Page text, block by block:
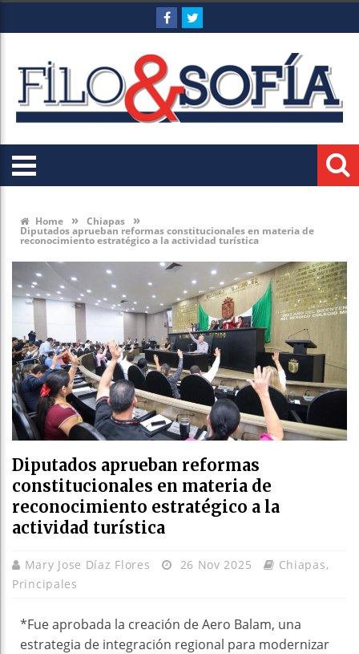
Home » Chiapas »
Diputados aprueban reformas constitucionales en materia de
reconocimiento estratégico a la actividad turística
Diputados aprueban reformas
constitucionales en materia de
reconocimiento estratégico a la
actividad turística
Mary Jose Díaz Flores 26 Nov 2025 Chiapas,
Principales
*Fue aprobada la creación de Aero Balam, una
estrategia de integración regional para modernizar